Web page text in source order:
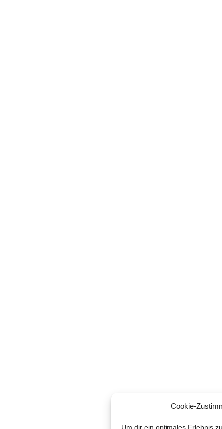
Cookie-
Um dir ein optimales Erlebnis